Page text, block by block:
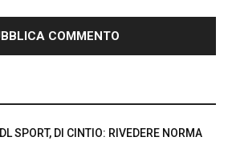
DL SPORT, DI CINTIO: RIVEDERE NORMA